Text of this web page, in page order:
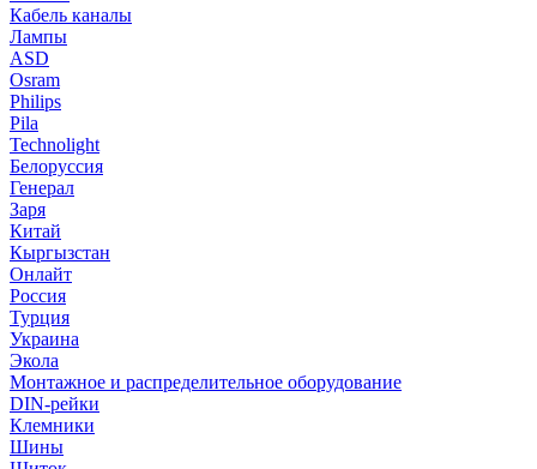
Кабель каналы
Лампы
ASD
Osram
Philips
Pila
Technolight
Белоруссия
Генерал
Заря
Китай
Кыргызстан
Онлайт
Россия
Турция
Украина
Экола
Монтажное и распределительное оборудование
DIN-рейки
Клемники
Шины